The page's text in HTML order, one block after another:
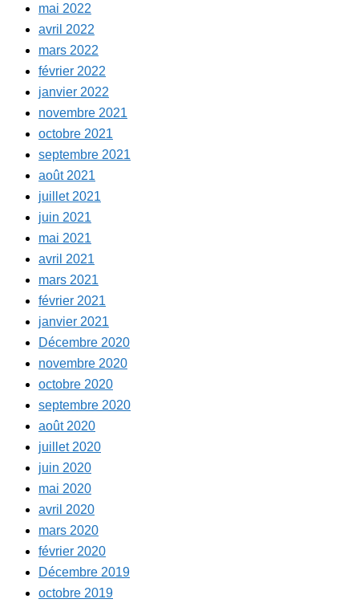
mai 2022
avril 2022
mars 2022
février 2022
janvier 2022
novembre 2021
octobre 2021
septembre 2021
août 2021
juillet 2021
juin 2021
mai 2021
avril 2021
mars 2021
février 2021
janvier 2021
Décembre 2020
novembre 2020
octobre 2020
septembre 2020
août 2020
juillet 2020
juin 2020
mai 2020
avril 2020
mars 2020
février 2020
Décembre 2019
octobre 2019